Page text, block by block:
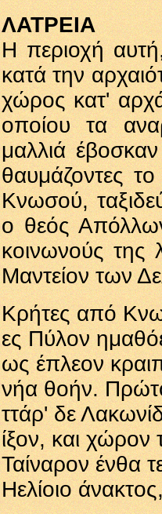
ΛΑΤΡΕΙΑ
Η περιοχή
κατά την
χώρος κατ'
οποίου τα
μαλλιά
θαυμάζοντες
Κνωσού,
ο θεός
κοινωνούς της
Μαντείον των
Κρήτες από
ες Πύλον
ως έπλεον
νήα θοήν.
ττάρ' δε
ίξον, και χώρον
Ταίναρον ένθα
Ηελίοιο